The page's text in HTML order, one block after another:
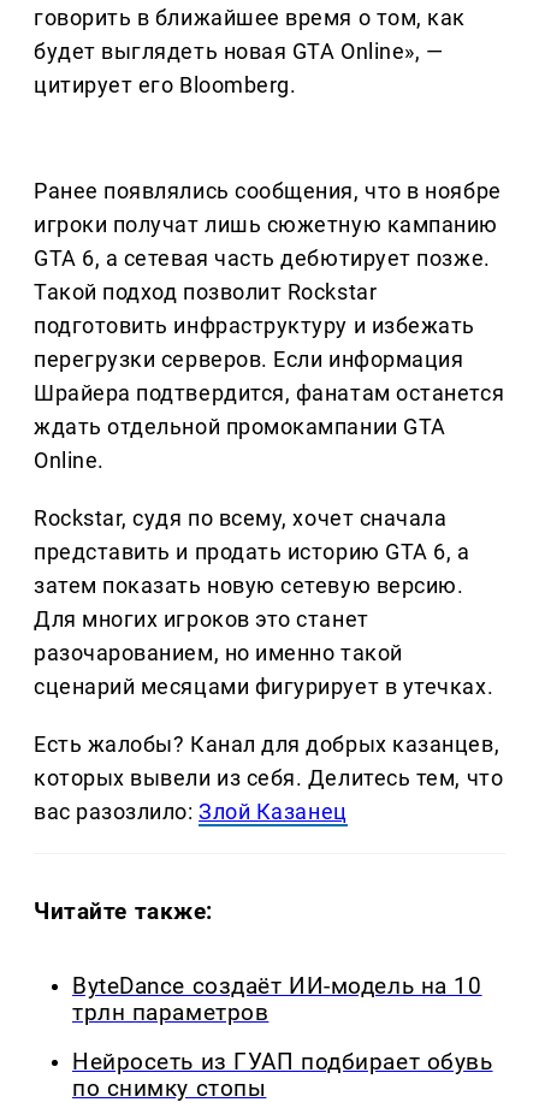
говорить в ближайшее время о том, как
будет выглядеть новая GTA Online», —
цитирует его Bloomberg.
Ранее появлялись сообщения, что в ноябре
игроки получат лишь сюжетную кампанию
GTA 6, а сетевая часть дебютирует позже.
Такой подход позволит Rockstar
подготовить инфраструктуру и избежать
перегрузки серверов. Если информация
Шрайера подтвердится, фанатам останется
ждать отдельной промокампании GTA
Online.
Rockstar, судя по всему, хочет сначала
представить и продать историю GTA 6, а
затем показать новую сетевую версию.
Для многих игроков это станет
разочарованием, но именно такой
сценарий месяцами фигурирует в утечках.
Есть жалобы? Канал для добрых казанцев,
которых вывели из себя. Делитеcь тем, что
вас разозлило:Злой Казанец
Читайте также:
ByteDance создаёт ИИ-модель на 10
трлн параметров
Нейросеть из ГУАП подбирает обувь
по снимку стопы